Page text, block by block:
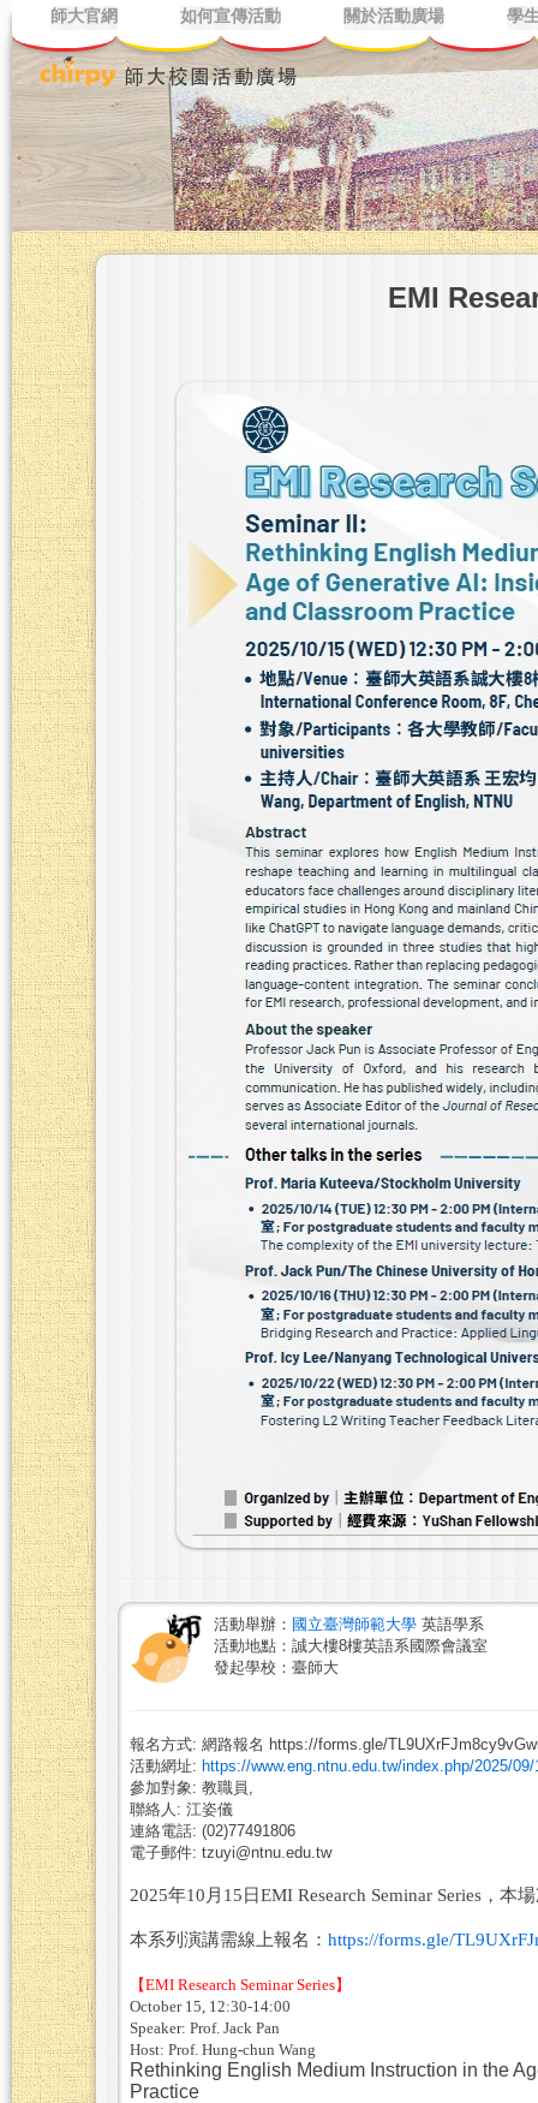
師大官網 如何宣傳活動 關於活動廣場 學
EMI
活動舉辦： 國立臺灣師範大學 英語學系
活動地點：誠大樓8樓英語系國際會議室
發起學校：臺師大
報名方式: 網路報名 https://forms.gle/
活動網址: https://www.eng.ntnu.edu.tw/index.php/2025/
參加對象: 教職員,
聯絡人: 江姿儀
連絡電話: (02)77491806
電子郵件: tzuyi@ntnu.edu.tw
2025年10 月 15 日EMI Research Seminar Series ，本
本系列演講需線上報名： https://forms.gle/
【EMI Research Seminar Series】
October 15, 12:30-14:00
Speaker: Prof. Jack Pan
Host: Prof. Hung-chun Wang
Rethinking English Medium Instruction in the
Practice